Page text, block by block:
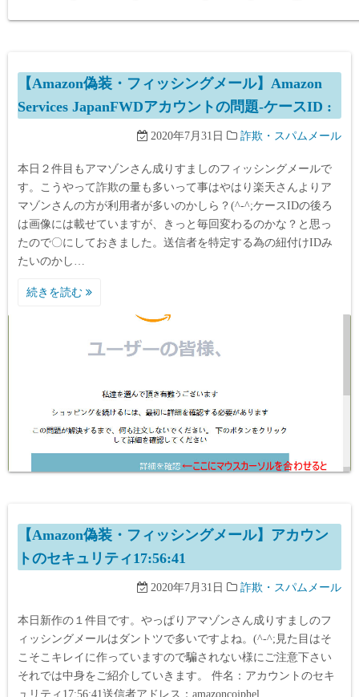
【Amazon偽装・フィッシングメール】Amazon
Services JapanFWDアカウントの問題-ケースID :
2020年7月31日 詐欺・スパムメール
本日２件目もアマゾンさん成りすましのフィッシングメールで
す。こうやって詐欺の量も多いって事はやはり楽天さんよりア
マゾンさんの方が利用者が多いのかしら？(^-^;ケースIDの後ろ
は画像には載せていますが、きっと毎回変わるのかな？と思っ
たので〇にしておきました。送信者を特定する為の紐付けIDみ
たいのかし…
続きを読む
【Amazon偽装・フィッシングメール】アカウン
トのセキュリティ17:56:41
2020年7月31日 詐欺・スパムメール
本日新作の１件目です。やっぱりアマゾンさん成りすましのフ
ィッシングメールはダントツで多いですよね。(^-^;見た目はそ
こそこキレイに作っていますので騙されない様にご注意下さい
それでは中身をご紹介していきます。 件名：アカウントのセキ
ュリティ17:56:41送信者アドレス：amazoncojphel…